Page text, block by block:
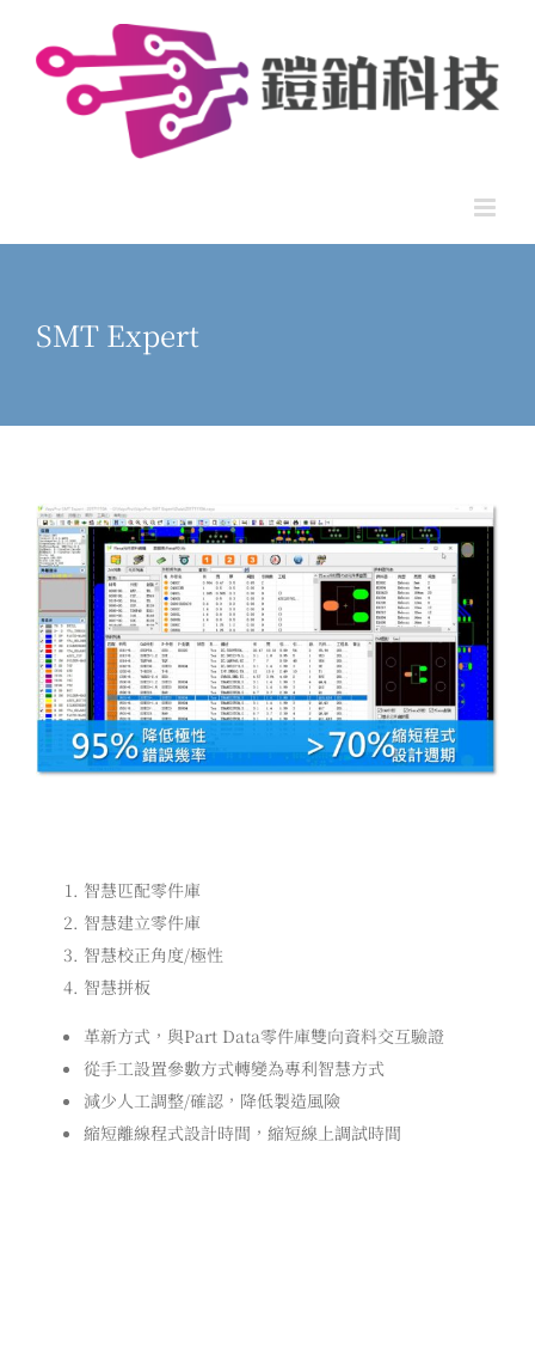
content
SMT Expert
智慧匹配零件庫
智慧建立零件庫
智慧校正角度/極性
智慧拼板
革新方式，與Part Data零件庫雙向資料交互驗證
從手工設置參數方式轉變為專利智慧方式
減少人工調整/確認，降低製造風險
縮短離線程式設計時間，縮短線上調試時間